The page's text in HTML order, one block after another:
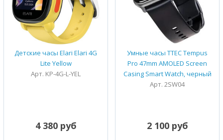
Детские часы Elari Elari 4G
Lite Yellow
Арт. KP-4G-L-YEL
4 380 руб
Умные часы TTEC Tempus
Pro 47mm AMOLED Screen
Casing Smart Watch, черный
Арт. 2SW04
2 100 руб